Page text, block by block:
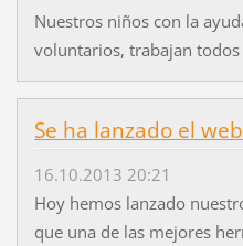
Nuestros niños con la
voluntarios, trabajan todos
Se ha lanzado el
16.10.2013 20:21
Hoy hemos lanzado
que una de las mejores